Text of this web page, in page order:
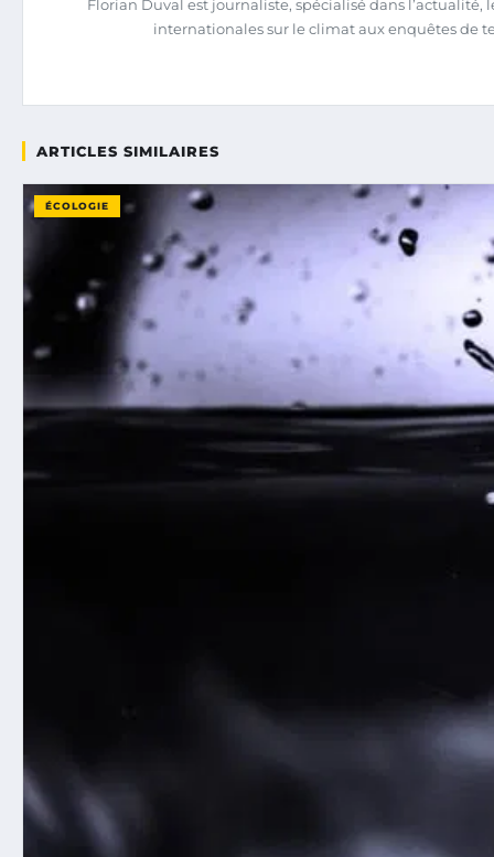
Florian Duval est journaliste, spécialisé dans
internationales sur le climat aux enquêtes de
ARTICLES SIMILAIRES
ÉCOLOGIE